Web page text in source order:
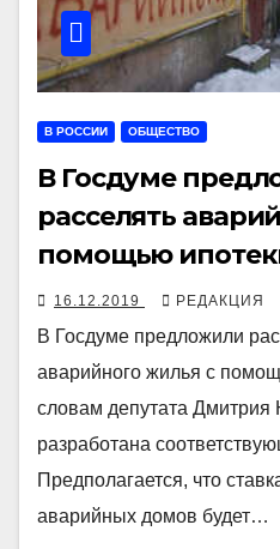
В РОССИИ ОБЩЕСТВО
В Госдуме
расселять
помощью
16.12.2019 РЕДАКЦИЯ
В Госдуме предложили
аварийного жилья с
словам депутата Дмитрия
разработана
Предполагается, что
аварийных домов будет…